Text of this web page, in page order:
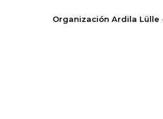
Organización Ardila Lülle